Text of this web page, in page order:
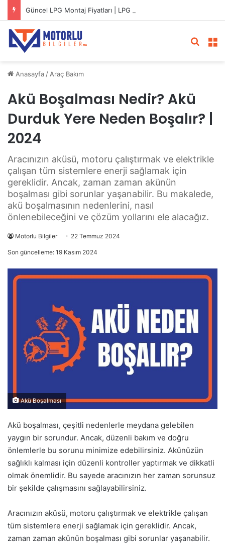
Güncel LPG Montaj Fiyatları | LPG Ne Kadara Takılır?
Anasayfa / Araç Bakım
Akü Boşalması Nedir? Akü
Durduk Yere Neden Boşalır? |
2024
Aracınızın aküsü, motoru çalıştırmak ve elektrikle
çalışan tüm sistemlere enerji sağlamak için
gereklidir. Ancak, zaman zaman akünün
boşalması gibi sorunlar yaşanabilir. Bu makalede,
akü boşalmasının nedenlerini, nasıl
önlenebileceğini ve çözüm yollarını ele alacağız.
Motorlu Bilgiler 22 Temmuz 2024
Son güncelleme: 19 Kasım 2024
Akü Boşalması
Akü boşalması, çeşitli nedenlerle meydana gelebilen
yaygın bir sorundur. Ancak, düzenli bakım ve doğru
önlemlerle bu sorunu minimize edebilirsiniz. Akünüzün
sağlıklı kalması için düzenli kontroller yaptırmak ve dikkatli
olmak önemlidir. Bu sayede aracınızın her zaman sorunsuz
bir şekilde çalışmasını sağlayabilirsiniz.
Aracınızın aküsü, motoru çalıştırmak ve elektrikle çalışan
tüm sistemlere enerji sağlamak için gereklidir. Ancak,
zaman zaman akünün boşalması gibi sorunlar yaşanabilir.